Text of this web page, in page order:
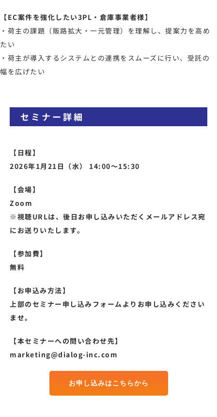
【EC案件を強化したい3PL・倉庫事業者様】
・荷主の課題（販路拡大・一元管理）を理解し、提案力を高め
たい
・荷主が導入するシステムとの連携をスムーズに行い、受託の
幅を広げたい
セミナー詳細
【日程】
2026年1月21日（水） 14:00～15:30
【会場】
Zoom
※視聴URLは、後日お申し込みいただくメールアドレス宛
にお送りいたします。
【参加費】
無料
【お申込み方法】
上部のセミナー申し込みフォームよりお申し込みください
ませ。
【本セミナーへの問い合わせ先】
marketing@dialog-inc.com
お申し込みはこちらから